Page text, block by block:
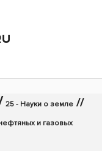
25 - Науки о земле //
и газовых